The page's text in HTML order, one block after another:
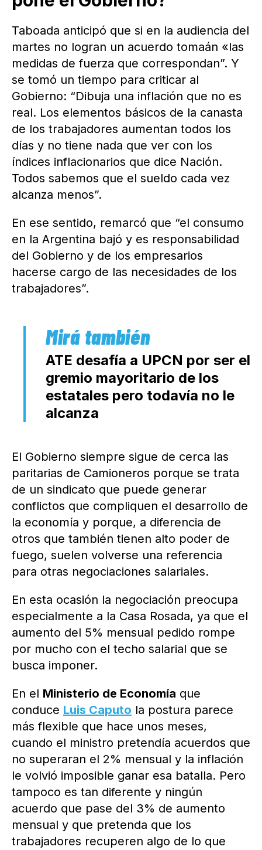
Taboada anticipó que si en la audiencia del
martes no logran un acuerdo tomaán «las
medidas de fuerza que correspondan”. Y
se tomó un tiempo para criticar al
Gobierno: “Dibuja una inflación que no es
real. Los elementos básicos de la canasta
de los trabajadores aumentan todos los
días y no tiene nada que ver con los
índices inflacionarios que dice Nación.
Todos sabemos que el sueldo cada vez
alcanza menos”.
En ese sentido, remarcó que “el consumo
en la Argentina bajó y es responsabilidad
del Gobierno y de los empresarios
hacerse cargo de las necesidades de los
trabajadores”.
ATE desafía a UPCN por ser el
gremio mayoritario de los
estatales pero todavía no le
alcanza
El Gobierno siempre sigue de cerca las
paritarias de Camioneros porque se trata
de un sindicato que puede generar
conflictos que compliquen el desarrollo de
la economía y porque, a diferencia de
otros que también tienen alto poder de
fuego, suelen volverse una referencia
para otras negociaciones salariales.
En esta ocasión la negociación preocupa
especialmente a la Casa Rosada, ya que el
aumento del 5% mensual pedido rompe
por mucho con el techo salarial que se
busca imponer.
En el Ministerio de Economía que
conduce Luis Caputo la postura parece
más flexible que hace unos meses,
cuando el ministro pretendía acuerdos que
no superaran el 2% mensual y la inflación
le volvió imposible ganar esa batalla. Pero
tampoco es tan diferente y ningún
acuerdo que pase del 3% de aumento
mensual y que pretenda que los
trabajadores recuperen algo de lo que